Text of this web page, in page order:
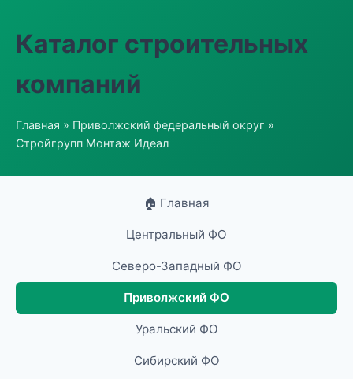
Каталог строительных
компаний
Главная » Приволжский федеральный округ »
Стройгрупп Монтаж Идеал
🏠 Главная
Центральный ФО
Северо-Западный ФО
Приволжский ФО
Уральский ФО
Сибирский ФО